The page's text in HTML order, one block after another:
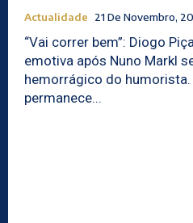
Actualidade 21 De Novembro,
“Vai correr bem”: Diogo
emotiva após Nuno Markl
hemorrágico do humorista. Humorista
permanece...